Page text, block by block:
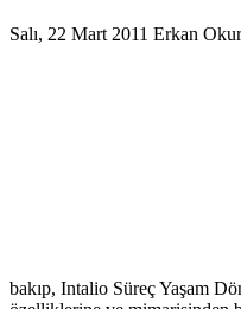
Salı, 22 Mart 2011 Erkan Okur
bakıp, Intalio Süreç Yaşam